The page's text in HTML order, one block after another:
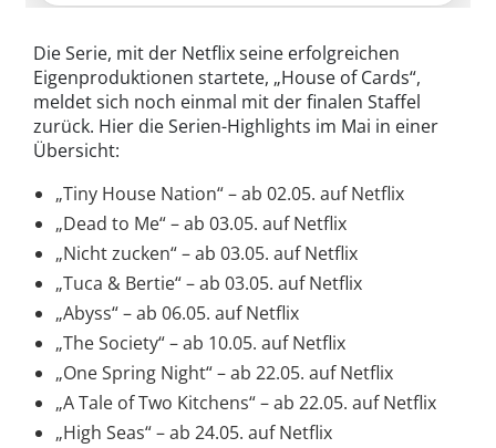
Die Serie, mit der Netflix seine erfolgreichen
Eigenproduktionen startete, „House of Cards“,
meldet sich noch einmal mit der finalen Staffel
zurück. Hier die Serien-Highlights im Mai in einer
Übersicht:
„Tiny House Nation“ – ab 02.05. auf Netflix
„Dead to Me“ – ab 03.05. auf Netflix
„Nicht zucken“ – ab 03.05. auf Netflix
„Tuca & Bertie“ – ab 03.05. auf Netflix
„Abyss“ – ab 06.05. auf Netflix
„The Society“ – ab 10.05. auf Netflix
„One Spring Night“ – ab 22.05. auf Netflix
„A Tale of Two Kitchens“ – ab 22.05. auf Netflix
„High Seas“ – ab 24.05. auf Netflix